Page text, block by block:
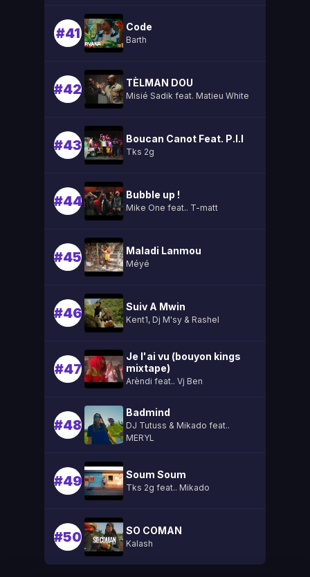
#41 Code
Barth
#42 TÈLMAN DOU
Misié Sadik feat. Matieu White
#43 Boucan Canot Feat. P.l.l
Tks 2g
#44 Bubble up !
Mike One feat.. T-matt
#45 Maladi Lanmou
Méyé
#46 Suiv A Mwin
Kent1, Dj M'sy & Rashel
#47
Je l'ai vu (bouyon kings
mixtape)
Arèndi feat.. Vj Ben
#48
Badmind
DJ Tutuss & Mikado feat..
MERYL
#49 Soum Soum
Tks 2g feat.. Mikado
#50 SO COMAN
Kalash